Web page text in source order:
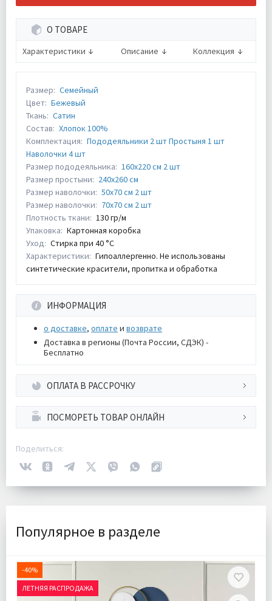
О ТОВАРЕ
Характеристики Описание Коллекция
Размер: Семейный
Цвет: Бежевый
Ткань: Сатин
Состав: Хлопок 100%
Комплектация: Пододеяльники 2 шт Простыня 1 шт
Наволочки 4 шт
Размер пододеяльника: 160х220 см 2 шт
Размер простыни: 240х260 см
Размер наволочки: 50х70 см 2 шт
Размер наволочки: 70х70 см 2 шт
Плотность ткани: 130 гр/м
Упаковка: Картонная коробка
Уход: Стирка при 40 °С
Характеристики: Гипоаллергенно. Не использованы
синтетические красители, пропитка и обработка
ИНФОРМАЦИЯ
о доставке, оплате и возврате
Доставка в регионы (Почта России, СДЭК) -
Бесплатно
ОПЛАТА В РАССРОЧКУ
ПОСМОРЕТЬ ТОВАР ОНЛАЙН
Поделиться:
Популярное в разделе
-40%
ЛЕТНЯЯ РАСПРОДАЖА